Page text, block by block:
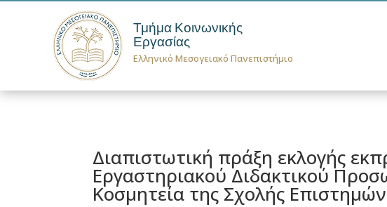
Τμήμα Κοινωνικής
Εργασίας
Ελληνικό Μεσογειακό Πανεπιστήμιο
Διαπιστωτική πράξη εκλογής
Εργαστηριακού Διδακτικού
Κοσμητεία της Σχολής Επιστημών